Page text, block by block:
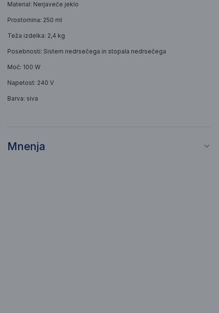
Material: Nerjaveče jeklo
Prostornina: 250 ml
Teža izdelka: 2,4 kg
Posebnosti: Sistem nedrsečega in stopala nedrsečega
Moč: 100 W
Napetost: 240 V
Barva: siva
Mnenja